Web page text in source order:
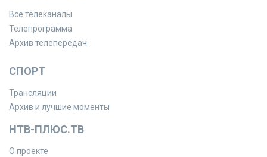
Все телеканалы
Телепрограмма
Архив телепередач
СПОРТ
Трансляции
Архив и лучшие моменты
НТВ-ПЛЮС.ТВ
О проекте